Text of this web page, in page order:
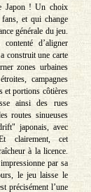
Japon ! Un choix
fans, et qui change
générale du jeu.
d’aligner
construit une carte
zones urbaines
campagnes
et portions côtières
ainsi des rues
routes sinueuses
japonais, avec
clairement, cet
à la licence.
par sa
le jeu laisse le
précisément l’une